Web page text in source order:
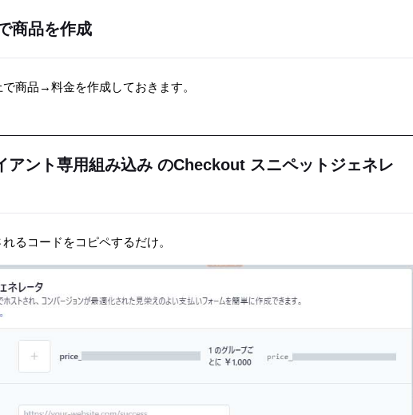
商品を作成
商品→料金を作成しておきます。
アント専用組み込み のCheckout スニペットジェネレ
るコードをコピペするだけ。